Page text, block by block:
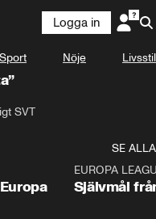
Logga in
Sport Nöje Livsstil
SVT
SE ALLA
EUROPA
Självmål